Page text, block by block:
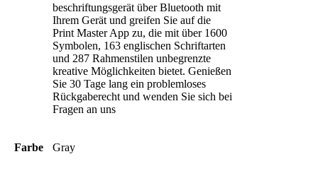
beschriftungsgerät über Bluetooth mit
Ihrem Gerät und greifen Sie auf die
Print Master App zu, die mit über 1600
Symbolen, 163 englischen Schriftarten
und 287 Rahmenstilen unbegrenzte
kreative Möglichkeiten bietet. Genießen
Sie 30 Tage lang ein problemloses
Rückgaberecht und wenden Sie sich bei
Fragen an uns
Farbe Gray